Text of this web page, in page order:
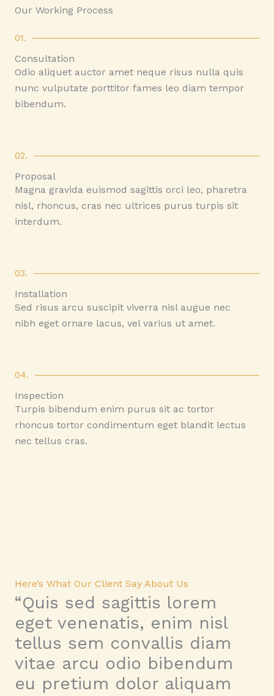
Our Working Process
01.
Consultation
Odio aliquet auctor amet neque risus nulla quis
nunc vulputate porttitor fames leo diam tempor
bibendum.
02.
Proposal
Magna gravida euismod sagittis orci leo, pharetra
nisl, rhoncus, cras nec ultrices purus turpis sit
interdum.
03.
Installation
Sed risus arcu suscipit viverra nisl augue nec
nibh eget ornare lacus, vel varius ut amet.
04.
Inspection
Turpis bibendum enim purus sit ac tortor
rhoncus tortor condimentum eget blandit lectus
nec tellus cras.
Here’s What Our Client Say About Us
“Quis sed sagittis lorem
eget venenatis, enim nisl
tellus sem convallis diam
vitae arcu odio bibendum
eu pretium dolor aliquam